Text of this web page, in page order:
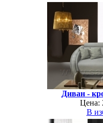
Диван -
Цена:
В